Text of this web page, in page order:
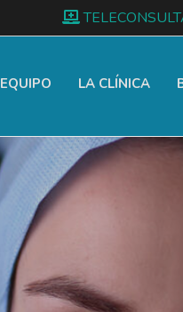
EQUIPO LA CLÍNICA